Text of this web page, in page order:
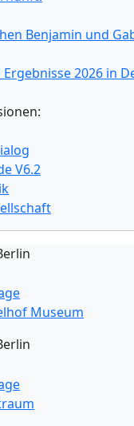
Benjamin und
2026 in
V6.2
Museum